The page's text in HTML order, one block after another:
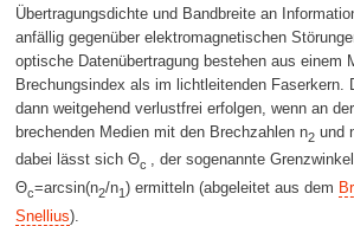
Übertragungsdichte und Bandbreite an
anfällig gegenüber elektromagnetischen
optische Datenübertragung bestehen aus einem
Brechungsindex als im lichtleitenden Faserkern.
dann weitgehend verlustfrei erfolgen, wenn an
brechenden Medien mit den Brechzahlen n2und
dabei lässt sich Θc , der sogenannte
Θc=arcsin(n2/n1) ermitteln (abgeleitet aus dem
Snellius).